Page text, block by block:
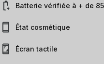
Batterie vérifiée à + de
État cosmétique
Écran tactile